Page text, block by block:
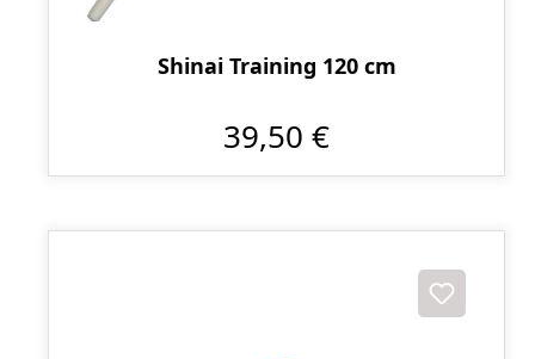
Shinai Training 120 cm
39,50 €